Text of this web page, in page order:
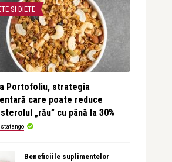
SI DIETE
Portofoliu, strategia
care poate reduce
„rău” cu până la 30%
Beneficiile suplimentelor